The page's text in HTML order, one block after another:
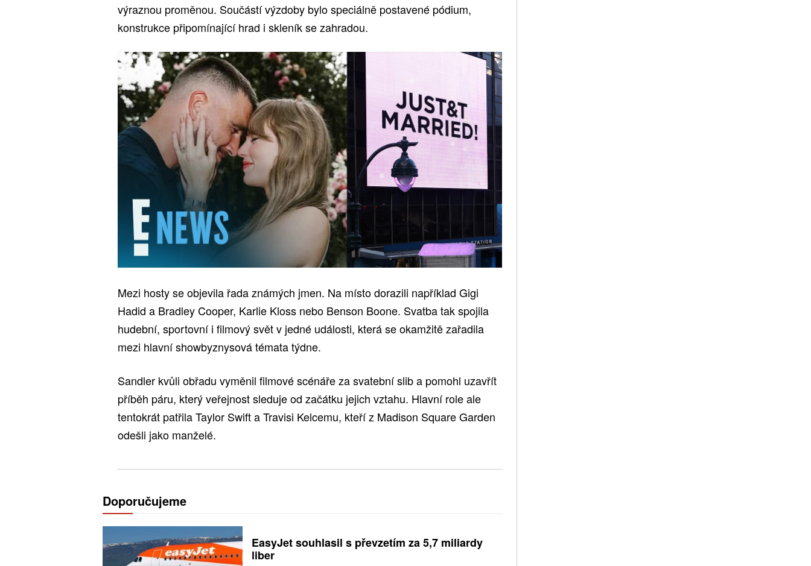
výraznou proměnou. Součástí výzdoby bylo speciálně postavené pódium,
konstrukce připomínající hrad i skleník se zahradou.
Mezi hosty se objevila řada známých jmen. Na místo dorazili například Gigi
Hadid a Bradley Cooper, Karlie Kloss nebo Benson Boone. Svatba tak spojila
hudební, sportovní i filmový svět v jedné události, která se okamžitě zařadila
mezi hlavní showbyznysová témata týdne.
Sandler kvůli obřadu vyměnil filmové scénáře za svatební slib a pomohl uzavřít
příběh páru, který veřejnost sleduje od začátku jejich vztahu. Hlavní role ale
tentokrát patřila Taylor Swift a Travisi Kelcemu, kteří z Madison Square Garden
odešli jako manželé.
Doporučujeme
EasyJet souhlasil s převzetím za 5,7 miliardy
liber